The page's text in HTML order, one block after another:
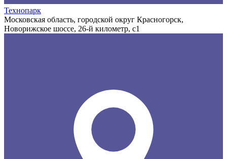
Технопарк
Московская область, городской округ Красногорск,
Новорижское шоссе, 26-й километр, с1